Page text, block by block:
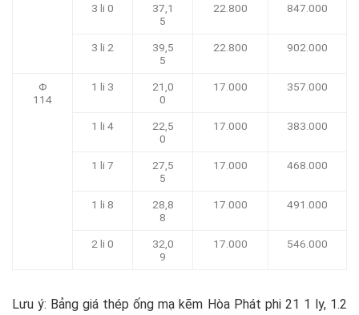
3 li 0
37,1
5
22.800 847.000
3 li 2
39,5
5
22.800 902.000
Φ
114
1 li 3
21,0
0
17.000 357.000
1 li 4
22,5
0
17.000 383.000
1 li 7
27,5
5
17.000 468.000
1 li 8
28,8
8
17.000 491.000
2 li 0
32,0
9
17.000 546.000
Lưu ý: Bảng giá thép ống mạ kẽm Hòa Phát phi 21 1 ly, 1.2